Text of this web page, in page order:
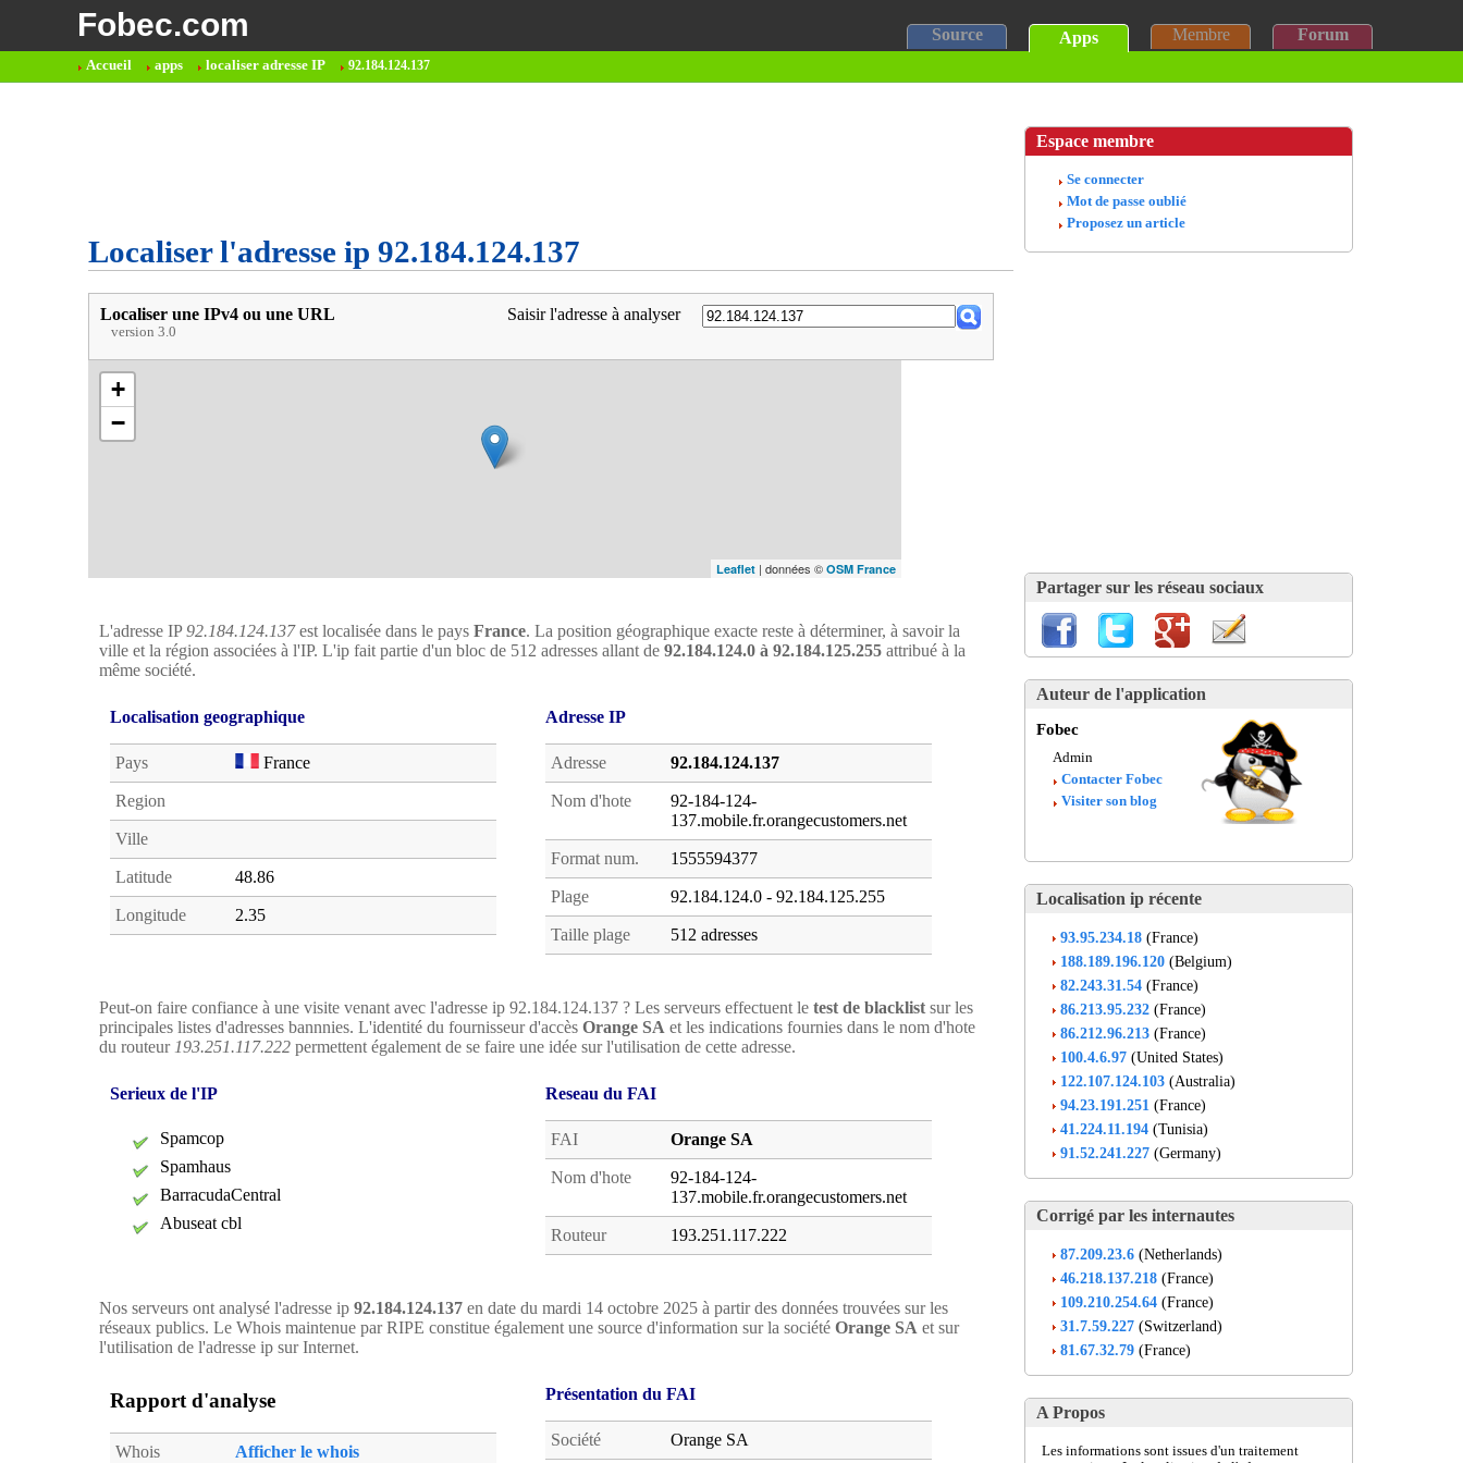
Fobec.com Source Apps Membre Forum
Accueil apps localiser adresse IP 92.184.124.137
Localiser l'adresse ip 92.184.124.137
Localiser une IPv4 ou une URL
version 3.0
Saisir l'adresse à analyser
+
−
Leaflet | données © OSM France
L'adresse IP92.184.124.137est localisée dans le pays France. La position géographique exacte reste à déterminer, à savoir la
ville et la région associées à l'IP. L'ip fait partie d'un bloc de 512 adresses allant de 92.184.124.0 à 92.184.125.255 attribué à la
même société.
Localisation geographique
Pays France
Region
Ville
Latitude 48.86
Longitude 2.35
Adresse IP
Adresse 92.184.124.137
Nom d'hote
92-184-124-
137.mobile.fr.orangecustomers.net
Format num. 1555594377
Plage 92.184.124.0 - 92.184.125.255
Taille plage 512 adresses
Peut-on faire confiance à une visite venant avec l'adresse ip 92.184.124.137 ? Les serveurs effectuent le test de blacklist sur les
principales listes d'adresses bannnies. L'identité du fournisseur d'accès Orange SA et les indications fournies dans le nom d'hote
du routeur 193.251.117.222 permettent également de se faire une idée sur l'utilisation de cette adresse.
Serieux de l'IP
Spamcop
Spamhaus
BarracudaCentral
Abuseat cbl
Reseau du FAI
FAI Orange SA
Nom d'hote
92-184-124-
137.mobile.fr.orangecustomers.net
Routeur 193.251.117.222
Nos serveurs ont analysé l'adresse ip 92.184.124.137 en date du mardi 14 octobre 2025 à partir des données trouvées sur les
réseaux publics. Le Whois maintenue par RIPE constitue également une source d'information sur la société Orange SA et sur
l'utilisation de l'adresse ip sur Internet.
Rapport d'analyse
Whois Afficher le whois
Présentation du FAI
Société Orange SA
Espace membre
Se connecter
Mot de passe oublié
Proposez un article
Partager sur les réseau sociaux
Auteur de l'application
Fobec
Admin
Contacter Fobec
Visiter son blog
Localisation ip récente
93.95.234.18 (France)
188.189.196.120 (Belgium)
82.243.31.54 (France)
86.213.95.232 (France)
86.212.96.213 (France)
100.4.6.97 (United States)
122.107.124.103 (Australia)
94.23.191.251 (France)
41.224.11.194 (Tunisia)
91.52.241.227 (Germany)
Corrigé par les internautes
87.209.23.6 (Netherlands)
46.218.137.218 (France)
109.210.254.64 (France)
31.7.59.227 (Switzerland)
81.67.32.79 (France)
A Propos
Les informations sont issues d'un traitement